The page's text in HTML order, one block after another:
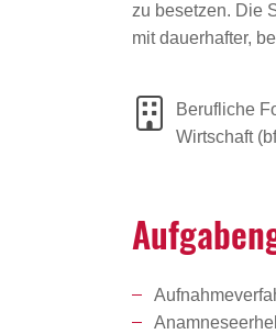
zu besetzen. Die
mit dauerhafter,
Berufliche
Wirtschaft